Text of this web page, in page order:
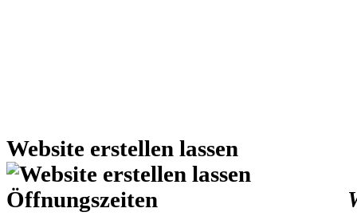
Website erstellen lassen